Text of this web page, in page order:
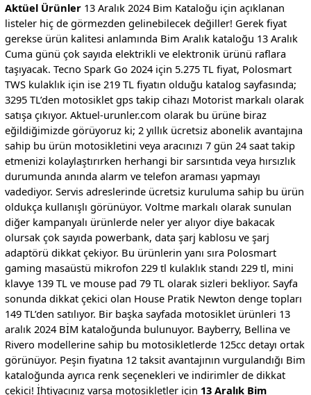
Aktüel Ürünler13 Aralık 2024 Bim Kataloğu için açıklanan
listeler hiç de görmezden gelinebilecek değiller! Gerek fiyat
gerekse ürün kalitesi anlamında Bim Aralık kataloğu 13 Aralık
Cuma günü çok sayıda elektrikli ve elektronik ürünü raflara
taşıyacak. Tecno Spark Go 2024 için 5.275 TL fiyat, Polosmart
TWS kulaklık için ise 219 TL fiyatın olduğu katalog sayfasında;
3295 TL’den motosiklet gps takip cihazı Motorist markalı olarak
satışa çıkıyor. Aktuel-urunler.com olarak bu ürüne biraz
eğildiğimizde görüyoruz ki; 2 yıllık ücretsiz abonelik avantajına
sahip bu ürün motosikletini veya aracınızı 7 gün 24 saat takip
etmenizi kolaylaştırırken herhangi bir sarsıntıda veya hırsızlık
durumunda anında alarm ve telefon araması yapmayı
vadediyor. Servis adreslerinde ücretsiz kuruluma sahip bu ürün
oldukça kullanışlı görünüyor. Voltme markalı olarak sunulan
diğer kampanyalı ürünlerde neler yer alıyor diye bakacak
olursak çok sayıda powerbank, data şarj kablosu ve şarj
adaptörü dikkat çekiyor. Bu ürünlerin yanı sıra Polosmart
gaming masaüstü mikrofon 229 tl kulaklık standı 229 tl, mini
klavye 139 TL ve mouse pad 79 TL olarak sizleri bekliyor. Sayfa
sonunda dikkat çekici olan House Pratik Newton denge topları
149 TL’den satılıyor. Bir başka sayfada motosiklet ürünleri 13
aralık 2024 BİM kataloğunda bulunuyor. Bayberry, Bellina ve
Rivero modellerine sahip bu motosikletlerde 125cc detayı ortak
görünüyor. Peşin fiyatına 12 taksit avantajının vurgulandığı Bim
kataloğunda ayrıca renk seçenekleri ve indirimler de dikkat
çekici! İhtiyacınız varsa motosikletler için 13 Aralık Bim